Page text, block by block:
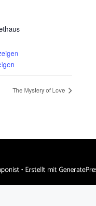
The Mystery of Love
• Erstellt mit